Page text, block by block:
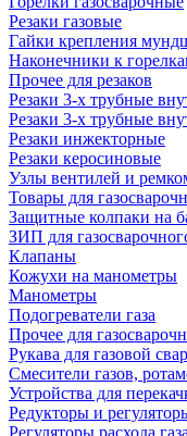
Резаки газовые
Гайки крепления
Наконечники к
Прочее для резаков
Резаки 3-х трубные
Резаки 3-х трубные
Резаки инжекторные
Резаки керосиновые
Узлы вентилей и
Товары для
Защитные колпаки на
ЗИП для
Клапаны
Кожухи на манометры
Манометры
Подогреватели газа
Прочее для
Рукава для газовой
Смесители газов,
Устройства для
Редукторы и
Регуляторы расхода газа